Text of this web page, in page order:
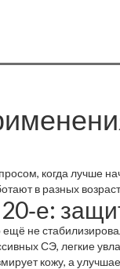
когда лучше
в разных
ещё не
СЭ, легкие
кожу, а